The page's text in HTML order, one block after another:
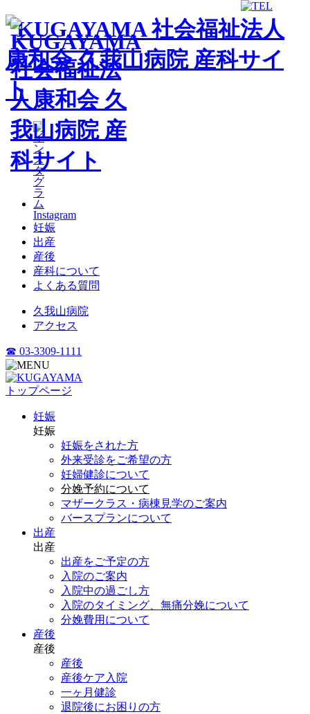
Instagram
妊娠
出産
産後
産科について
よくある質問
久我山病院
アクセス
☎ 03-3309-1111
トップページ
妊娠
妊娠
妊娠をされた方
外来受診をご希望の方
妊婦健診について
分娩予約について
マザークラス・病棟見学のご案内
バースプランについて
出産
出産
出産をご予定の方
入院のご案内
入院中の過ごし方
入院のタイミング、無痛分娩について
分娩費用について
産後
産後
産後
産後ケア入院
一ヶ月健診
退院後にお困りの方